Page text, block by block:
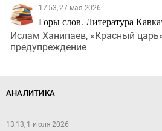
17:53, 27 мая 2026
Горы слов. Литература
Ислам Ханипаев, «Красный
предупреждение
АНАЛИТИКА
13:13, 1 июля 2026